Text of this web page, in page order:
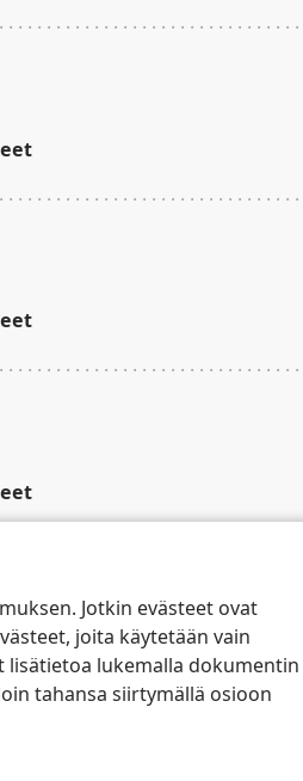
Jotkin evästeet ovat
joita käytetään vain
lisätietoa lukemalla dokumentin
tahansa siirtymällä osioon